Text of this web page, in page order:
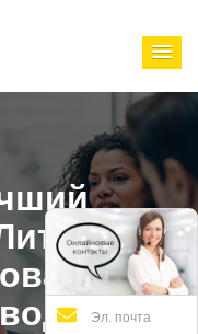
Эл. почта